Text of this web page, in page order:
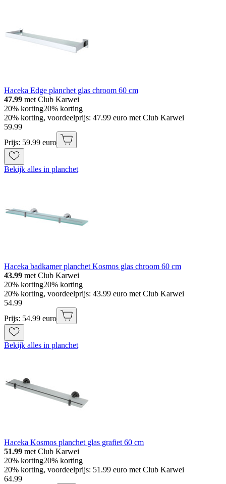
Haceka Edge planchet glas chroom 60 cm
47.99 met Club Karwei
20% korting20% korting
20% korting, voordeelprijs: 47.99 euro met Club Karwei
59.99
Prijs: 59.99 euro
Bekijk alles in planchet
Haceka badkamer planchet Kosmos glas chroom 60 cm
43.99 met Club Karwei
20% korting20% korting
20% korting, voordeelprijs: 43.99 euro met Club Karwei
54.99
Prijs: 54.99 euro
Bekijk alles in planchet
Haceka Kosmos planchet glas grafiet 60 cm
51.99 met Club Karwei
20% korting20% korting
20% korting, voordeelprijs: 51.99 euro met Club Karwei
64.99